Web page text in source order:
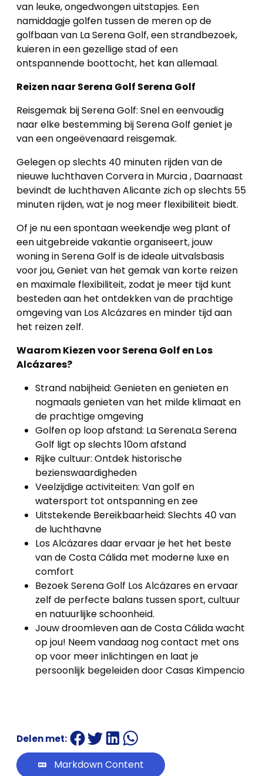
van leuke, ongedwongen uitstapjes. Een
namiddagje golfen tussen de meren op de
golfbaan van La Serena Golf, een strandbezoek,
kuieren in een gezellige stad of een
ontspannende boottocht, het kan allemaal.
Reizen naar Serena Golf Serena Golf
Reisgemak bij Serena Golf: Snel en eenvoudig
naar elke bestemming bij Serena Golf geniet je
van een ongeëvenaard reisgemak.
Gelegen op slechts 40 minuten rijden van de
nieuwe luchthaven Corvera in Murcia , Daarnaast
bevindt de luchthaven Alicante zich op slechts 55
minuten rijden, wat je nog meer flexibiliteit biedt.
Of je nu een spontaan weekendje weg plant of
een uitgebreide vakantie organiseert, jouw
woning in Serena Golf is de ideale uitvalsbasis
voor jou, Geniet van het gemak van korte reizen
en maximale flexibiliteit, zodat je meer tijd kunt
besteden aan het ontdekken van de prachtige
omgeving van Los Alcázares en minder tijd aan
het reizen zelf.
Waarom Kiezen voor Serena Golf en Los
Alcázares?
Strand nabijheid: Genieten en genieten en
nogmaals genieten van het milde klimaat en
de prachtige omgeving
Golfen op loop afstand: La SerenaLa Serena
Golf ligt op slechts 10om afstand
Rijke cultuur: Ontdek historische
bezienswaardigheden
Veelzijdige activiteiten: Van golf en
watersport tot ontspanning en zee
Uitstekende Bereikbaarheid: Slechts 40 van
de luchthavne
Los Alcázares daar ervaar je het het beste
van de Costa Cálida met moderne luxe en
comfort
Bezoek Serena Golf Los Alcázares en ervaar
zelf de perfecte balans tussen sport, cultuur
en natuurlijke schoonheid.
Jouw droomleven aan de Costa Cálida wacht
op jou! Neem vandaag nog contact met ons
op voor meer inlichtingen en laat je
persoonlijk begeleiden door Casas Kimpencio
Delen met:
Markdown Content